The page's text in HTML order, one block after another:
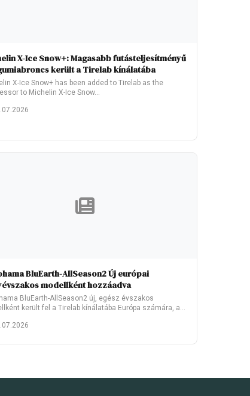
X-Ice Snow+: Magasabb futásteljesítményű
került a Tirelab kínálatába
X-Ice Snow+ has been added to Tirelab as the
to Michelin X-Ice Snow…
BluEarth-AllSeason2 Új európai
modellként hozzáadva
BluEarth-AllSeason2 új, egész évszakos
került fel a Tirelab kínálatába Európa számára, a